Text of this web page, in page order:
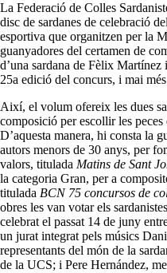
La Federació de Colles
disc de sardanes de celebració
esportiva que organitzen per la
guanyadores del certamen de
d’una sardana de Fèlix
25a edició del concurs, i mai
Així, el volum ofereix les dues
composició per escollir les
D’aquesta manera, hi consta la
autors menors de 30 anys, per
valors, titulada Matins de Sant
la categoria Gran, per a
titulada BCN 75 concursos de
obres les van votar els
celebrat el passat 14 de juny
un jurat integrat pels músics
representants del món de la
de la UCS; i Pere Hernández,